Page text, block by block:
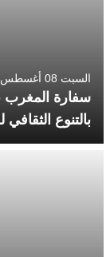
السبت 08 أغسطس 2026 - 9:59
سفارة المغرب
بالتنوع